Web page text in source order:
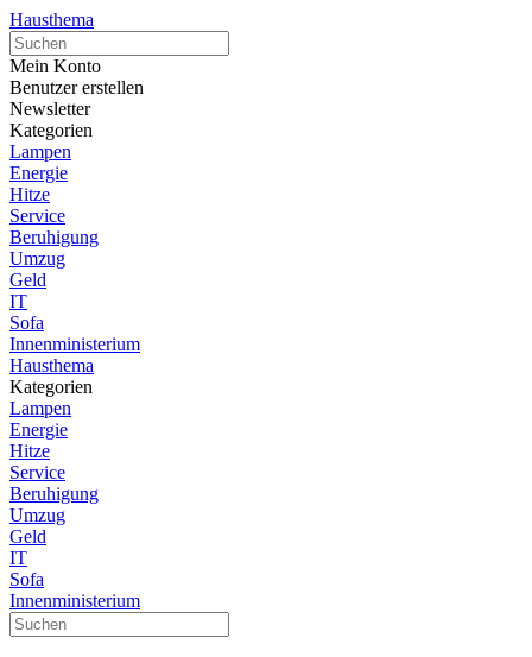
Hausthema
Mein Konto
Benutzer erstellen
Newsletter
Kategorien
Lampen
Energie
Hitze
Service
Beruhigung
Umzug
Geld
IT
Sofa
Innenministerium
Hausthema
Kategorien
Lampen
Energie
Hitze
Service
Beruhigung
Umzug
Geld
IT
Sofa
Innenministerium